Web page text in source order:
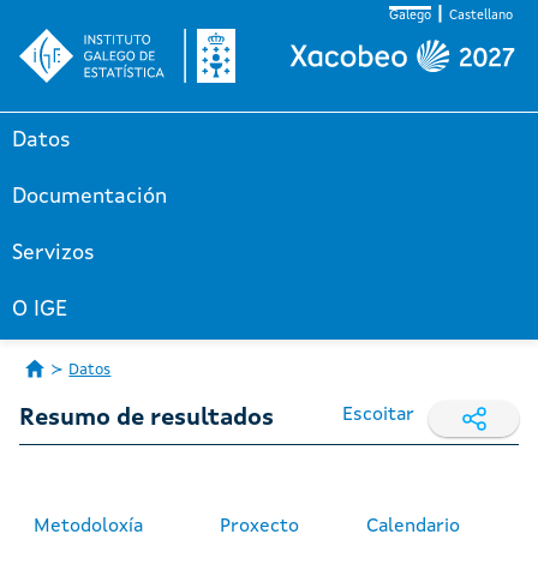
Galego Castellano
Datos
Documentación
Servizos
O IGE
Datos
Resumo de resultados Escoitar
Metodoloxía Proxecto Calendario